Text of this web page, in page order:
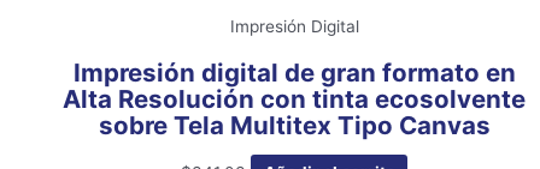
Impresión Digital
Impresión digital de gran formato en
Alta Resolución con tinta ecosolvente
sobre Tela Multitex Tipo Canvas